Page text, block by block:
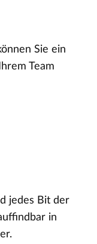
Sie ein
Team
jedes Bit der
in